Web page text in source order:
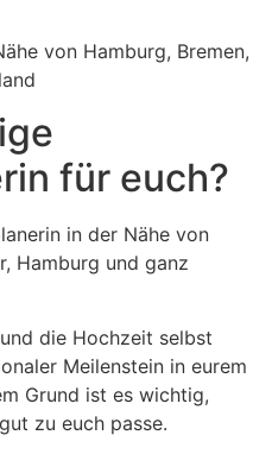
von Hamburg, Bremen,
für euch?
in der Nähe von
Hamburg und ganz
die Hochzeit selbst
Meilenstein in eurem
Grund ist es wichtig,
zu euch passe.